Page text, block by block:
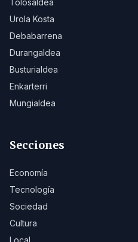
Tolosaldea
Urola Kosta
Debabarrena
Durangaldea
Busturialdea
Enkarterri
Mungialdea
Secciones
Economía
Tecnología
Sociedad
Cultura
Local